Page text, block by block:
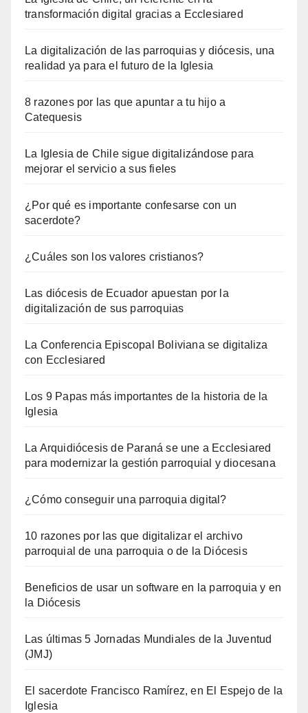
transformación digital gracias a Ecclesiared
La digitalización de las parroquias y diócesis, una
realidad ya para el futuro de la Iglesia
8 razones por las que apuntar a tu hijo a
Catequesis
La Iglesia de Chile sigue digitalizándose para
mejorar el servicio a sus fieles
¿Por qué es importante confesarse con un
sacerdote?
¿Cuáles son los valores cristianos?
Las diócesis de Ecuador apuestan por la
digitalización de sus parroquias
La Conferencia Episcopal Boliviana se digitaliza
con Ecclesiared
Los 9 Papas más importantes de la historia de la
Iglesia
La Arquidiócesis de Paraná se une a Ecclesiared
para modernizar la gestión parroquial y diocesana
¿Cómo conseguir una parroquia digital?
10 razones por las que digitalizar el archivo
parroquial de una parroquia o de la Diócesis
Beneficios de usar un software en la parroquia y en
la Diócesis
Las últimas 5 Jornadas Mundiales de la Juventud
(JMJ)
El sacerdote Francisco Ramírez, en El Espejo de la
Iglesia